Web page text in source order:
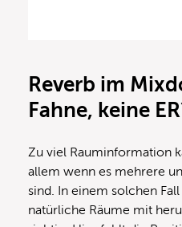
Reverb im
Fahne, keine
Zu viel Rauminformation
allem wenn es mehrere
sind. In einem solchen
natürliche Räume mit